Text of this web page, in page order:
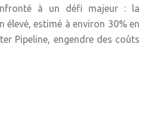
à un défi majeur : la
estimé à environ 30% en
Pipeline, engendre des coûts